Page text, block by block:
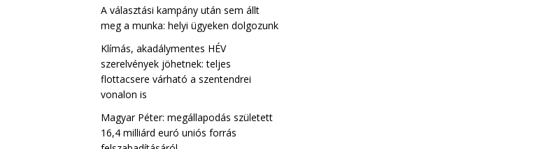
A választási kampány után sem állt
meg a munka: helyi ügyeken dolgozunk
Klímás, akadálymentes HÉV
szerelvények jöhetnek: teljes
flottacsere várható a szentendrei
vonalon is
Magyar Péter: megállapodás született
16,4 milliárd euró uniós forrás